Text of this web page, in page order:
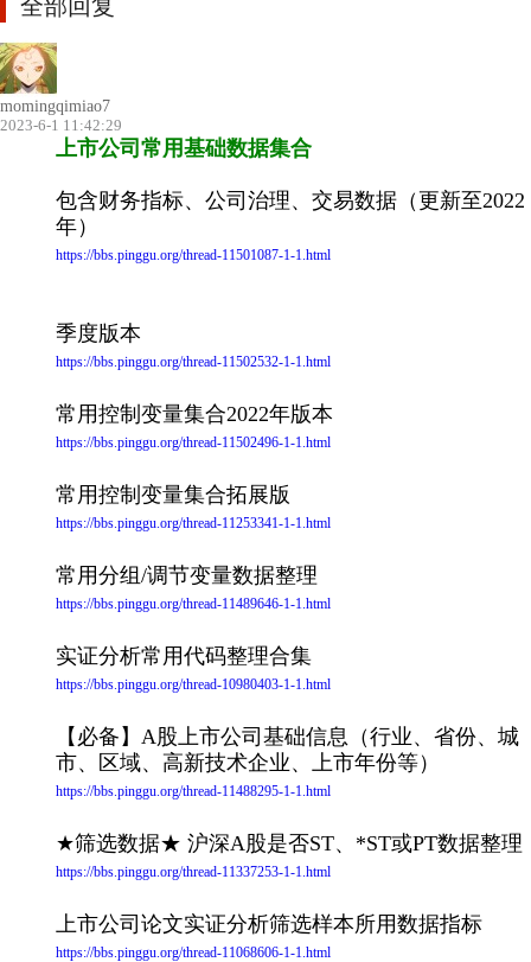
全部回复
momingqimiao7
2023-6-1 11:42:29
上市公司常用基础数据集合
包含财务指标、公司治理、交易数据（更新至2022
年）
https://bbs.pinggu.org/thread-11501087-1-1.html
季度版本
https://bbs.pinggu.org/thread-11502532-1-1.html
常用控制变量集合2022年版本
https://bbs.pinggu.org/thread-11502496-1-1.html
常用控制变量集合拓展版
https://bbs.pinggu.org/thread-11253341-1-1.html
常用分组/调节变量数据整理
https://bbs.pinggu.org/thread-11489646-1-1.html
实证分析常用代码整理合集
https://bbs.pinggu.org/thread-10980403-1-1.html
【必备】A股上市公司基础信息（行业、省份、城
市、区域、高新技术企业、上市年份等）
https://bbs.pinggu.org/thread-11488295-1-1.html
★筛选数据★ 沪深A股是否ST、*ST或PT数据整理
https://bbs.pinggu.org/thread-11337253-1-1.html
上市公司论文实证分析筛选样本所用数据指标
https://bbs.pinggu.org/thread-11068606-1-1.html